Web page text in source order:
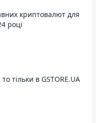
криптовалют для
році
тільки в GSTORE.UA